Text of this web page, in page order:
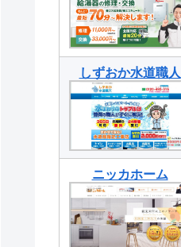
しずおか水道職人
ニッカホーム